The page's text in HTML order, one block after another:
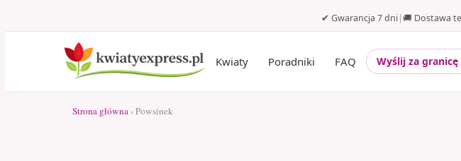
✔ Gwarancja 7 dni|🚚 Dostawa
Kwiaty Poradniki FAQ Wyślij za
Strona główna › Powsinek